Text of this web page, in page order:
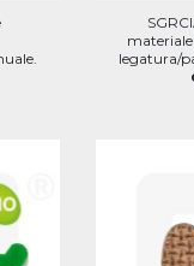
legatura/